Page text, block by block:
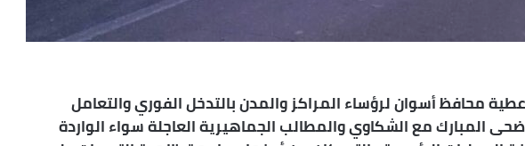
محافظ أسوان لرؤساء المراكز والمدن بالتدخل الفوري والتعامل
المبارك مع الشكاوي والمطالب الجماهيرية العاجلة سواء الواردة